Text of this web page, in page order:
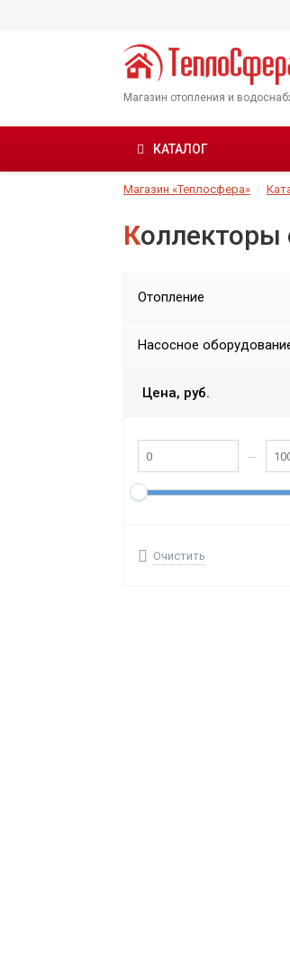
Магазин отопления и
КАТАЛОГ
Магазин «Теплосфера»
Отопление
Насосное
Цена, руб.
Очистить